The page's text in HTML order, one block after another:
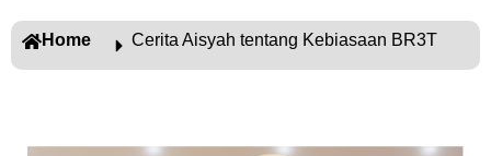
Home Cerita Aisyah tentang Kebiasaan BR3T